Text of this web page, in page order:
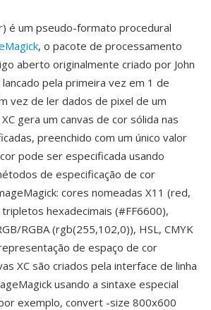
é um pseudo-formato procedural
, o pacote de processamento
aberto originalmente criado por John
pela primeira vez em 1 de
vez de ler dados de pixel de um
gera um canvas de cor sólida nas
preenchido com um único valor
pode ser especificada usando
de especificação de cor
cores nomeadas X11 (red,
hexadecimais (#FF6600),
RGBA (rgb(255,102,0)), HSL, CMYK
de espaço de cor
XC são criados pela interface de linha
usando a sintaxe especial
exemplo, convert -size 800x600